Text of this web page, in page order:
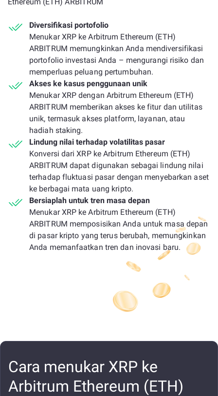
Diversifikasi portofolio
Menukar XRP ke Arbitrum Ethereum (ETH)
ARBITRUM memungkinkan Anda mendiversifikasi
portofolio investasi Anda – mengurangi risiko dan
memperluas peluang pertumbuhan.
Akses ke kasus penggunaan unik
Menukar XRP dengan Arbitrum Ethereum (ETH)
ARBITRUM memberikan akses ke fitur dan utilitas
unik, termasuk akses platform, layanan, atau
hadiah staking.
Lindung nilai terhadap volatilitas pasar
Konversi dari XRP ke Arbitrum Ethereum (ETH)
ARBITRUM dapat digunakan sebagai lindung nilai
terhadap fluktuasi pasar dengan menyebarkan aset
ke berbagai mata uang kripto.
Bersiaplah untuk tren masa depan
Menukar XRP ke Arbitrum Ethereum (ETH)
ARBITRUM memposisikan Anda untuk masa depan
di pasar kripto yang terus berubah, memungkinkan
Anda memanfaatkan tren dan inovasi baru.
Cara menukar XRP ke
Arbitrum Ethereum (ETH)